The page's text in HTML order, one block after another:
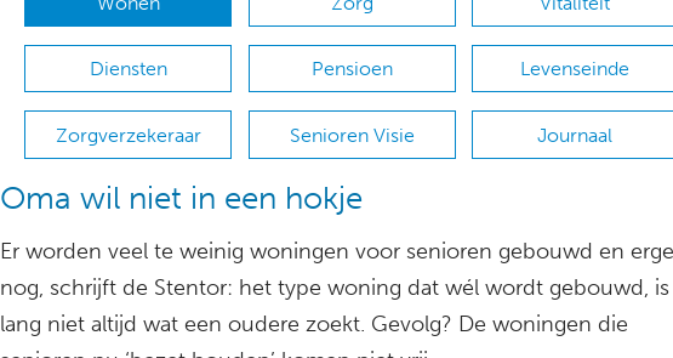
Diensten Pensioen Levenseinde
Zorgverzekeraar Senioren Visie Journaal
Oma wil niet in een hokje
Er worden veel te weinig woningen voor senioren gebouwd en
nog, schrijft de Stentor: het type woning dat wél wordt gebouwd, is
lang niet altijd wat een oudere zoekt. Gevolg? De woningen die